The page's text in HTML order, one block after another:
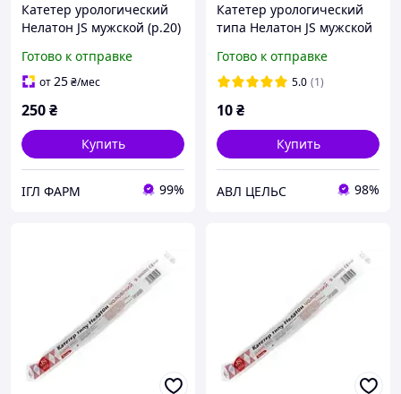
Катетер урологический
Нелатон JS мужской (р.20)
Готово к отправке
от25₴/мес
250₴
Купить
ІГЛ ФАРМ 99%
Катетер урологический
типа Нелатон JS мужской
Готово к отправке
5.0 (1)
10₴
Купить
АВЛ ЦЕЛЬС 98%